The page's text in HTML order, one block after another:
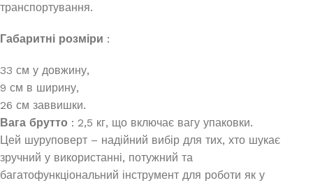
транспортування.
Габаритні розміри :
33 см у довжину,
9 см в ширину,
26 см заввишки.
Вага брутто : 2,5 кг, що включає вагу упаковки.
Цей шуруповерт – надійний вибір для тих, хто шукає
зручний у використанні, потужний та
багатофункціональний інструмент для роботи як у